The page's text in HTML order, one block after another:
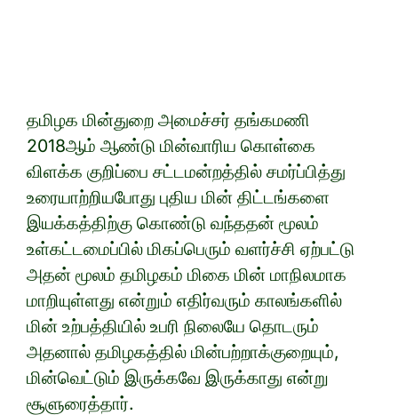
தமிழக மின்துறை அமைச்சர் தங்கமணி
2018ஆம் ஆண்டு மின்வாரிய கொள்கை
விளக்க குறிப்பை சட்டமன்றத்தில் சமர்ப்பித்து
உரையாற்றியபோது புதிய மின் திட்டங்களை
இயக்கத்திற்கு கொண்டு வந்ததன் மூலம்
உள்கட்டமைப்பில் மிகப்பெரும் வளர்ச்சி ஏற்பட்டு
அதன் மூலம் தமிழகம் மிகை மின் மாநிலமாக
மாறியுள்ளது என்றும் எதிர்வரும் காலங்களில்
மின் உற்பத்தியில் உபரி நிலையே தொடரும்
அதனால் தமிழகத்தில் மின்பற்றாக்குறையும்,
மின்வெட்டும் இருக்கவே இருக்காது என்று
சூளுரைத்தார்.